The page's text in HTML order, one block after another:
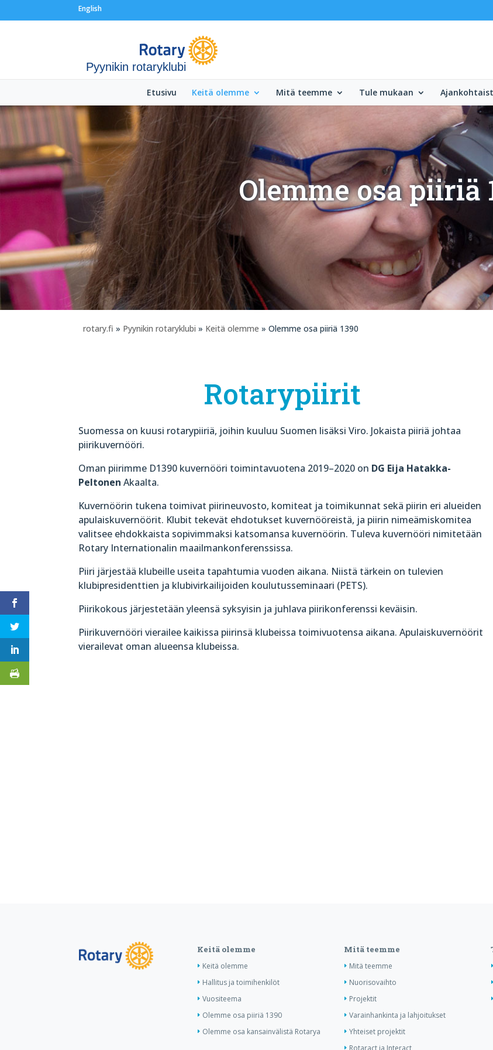
English
Pyynikin rotaryklubi
Etusivu Keitä olemme Mitä teemme Tule mukaan
Olemme osa piiriä
rotary.fi » Pyynikin rotaryklubi » Keitä olemme » Olemme osa piiriä 1390
Rotarypiirit
Suomessa on kuusi rotarypiiriä, joihin kuuluu Suomen lisäksi Viro. Jokaista piiriä johtaa
piirikuvernööri.
Oman piirimme D1390 kuvernööri toimintavuotena 2019–2020 on DG Eija Hatakka-
PeltonenAkaalta.
Kuvernöörin tukena toimivat piirineuvosto, komiteat ja toimikunnat sekä piirin eri alueiden
apulaiskuvernöörit. Klubit tekevät ehdotukset kuvernööreistä, ja piirin nimeämiskomitea
valitsee ehdokkaista sopivimmaksi katsomansa kuvernöörin. Tuleva kuvernööri nimitetään
Rotary Internationalin maailmankonferenssissa.
Piiri järjestää klubeille useita tapahtumia vuoden aikana. Niistä tärkein on tulevien
klubipresidenttien ja klubivirkailijoiden koulutusseminaari (PETS).
Piirikokous järjestetään yleensä syksyisin ja juhlava piirikonferenssi keväisin.
Piirikuvernööri vierailee kaikissa piirinsä klubeissa toimivuotensa aikana. Apulaiskuvernöörit
vierailevat oman alueensa klubeissa.
Keitä olemme
Keitä olemme
Hallitus ja toimihenkilöt
Vuositeema
Olemme osa piiriä 1390
Olemme osa kansainvälistä Rotarya
Mitä teemme
Mitä teemme
Nuorisovaihto
Projektit
Varainhankinta ja lahjoitukset
Yhteiset projektit
Rotaract ja Interact